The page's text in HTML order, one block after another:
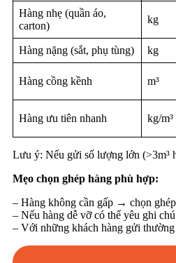
Hàng nhẹ (quần áo,
carton)
kg
Hàng nặng (sắt, phụ tùng) kg
Hàng cồng kềnh m³
Hàng ưu tiên nhanh kg/m³
Lưu ý: Nếu gửi số lượng lớn (>3m³
Mẹo chọn ghép hàng phù hợp:
– Hàng không cần gấp → chọn
– Nếu hàng dễ vỡ có thể yêu ghi
– Với những khách hàng gửi